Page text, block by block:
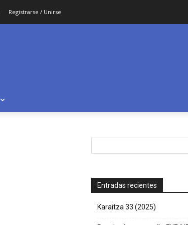
Registrarse / Unirse
Entradas recientes
Karaitza 33 (2025)